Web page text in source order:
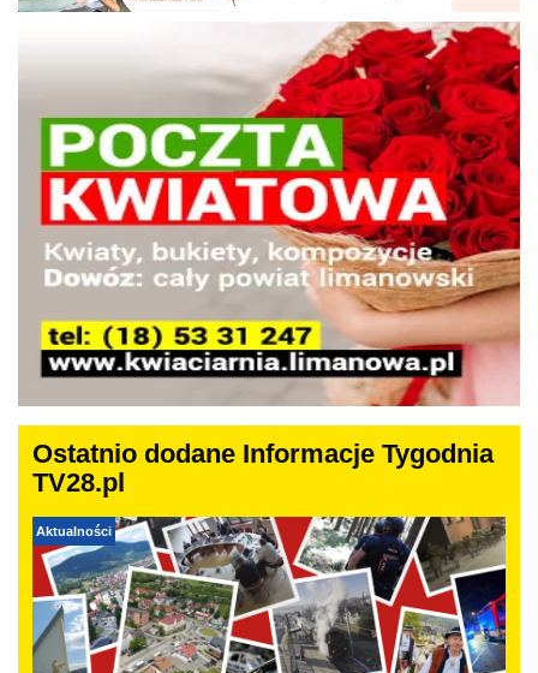
Ostatnio dodane Informacje Tygodnia
TV28.pl
Aktualności